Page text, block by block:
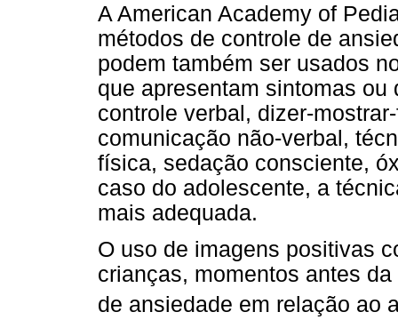
A American Academy of
métodos de controle de
podem também ser usados
que apresentam sintomas
controle verbal, dizer-
comunicação não-verbal,
física, sedação consciente,
caso do adolescente, a
mais adequada.
O uso de imagens positivas
crianças, momentos antes
de ansiedade em relação ao